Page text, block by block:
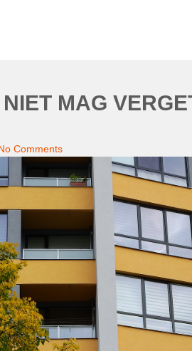
MAG
Comments